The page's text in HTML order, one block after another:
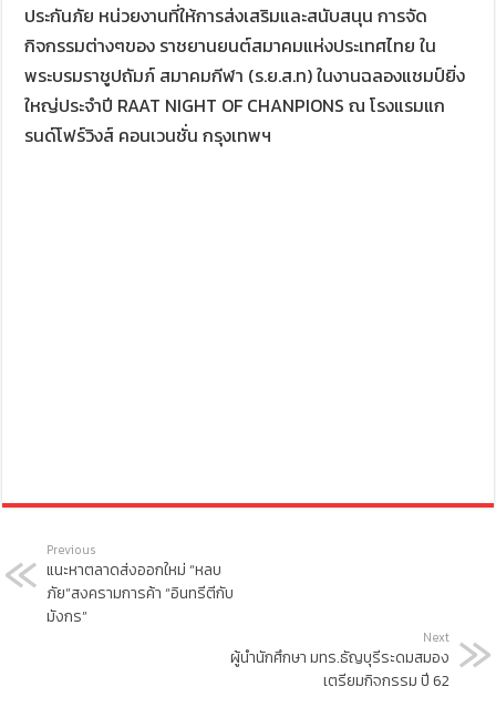
ประกันภัย หน่วยงานที่ให้การส่งเสริมและสนับสนุน การจัด
กิจกรรมต่างๆของ ราชยานยนต์สมาคมแห่งประเทศไทย ใน
พระบรมราชูปถัมภ์ สมาคมกีฬา (ร.ย.ส.ท) ในงานฉลองแชมป์ยิ่ง
ใหญ่ประจำปี RAAT NIGHT OF CHANPIONS ณ โรงแรมแก
รนด์โฟร์วิงส์ คอนเวนชั่น กรุงเทพฯ
Previous
แนะหาตลาดส่งออกใหม่ “หลบ
ภัย”สงครามการค้า “อินทรีตีกับ
มังกร”
Next
ผู้นำนักศึกษา มทร.ธัญบุรีระดมสมอง
เตรียมกิจกรรม ปี 62